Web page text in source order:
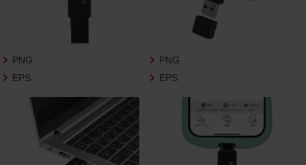
お客様は、商品写真データ利用規約に従い、
当社商品の販売活動（中古による販売の場
合を除く）に関する広告宣伝又は当社商品
の報道・解説に利用する場合に限り商品写
真データを複製、送信可能化して利用でき
除き、上記の目的、利用方法以外に商品写真
データを利用することはできません。
3.遵守事項
PNG
EPS
PNG
EPS